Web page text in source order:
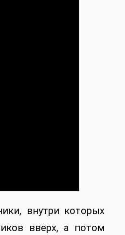
внутри которых
вверх, а потом